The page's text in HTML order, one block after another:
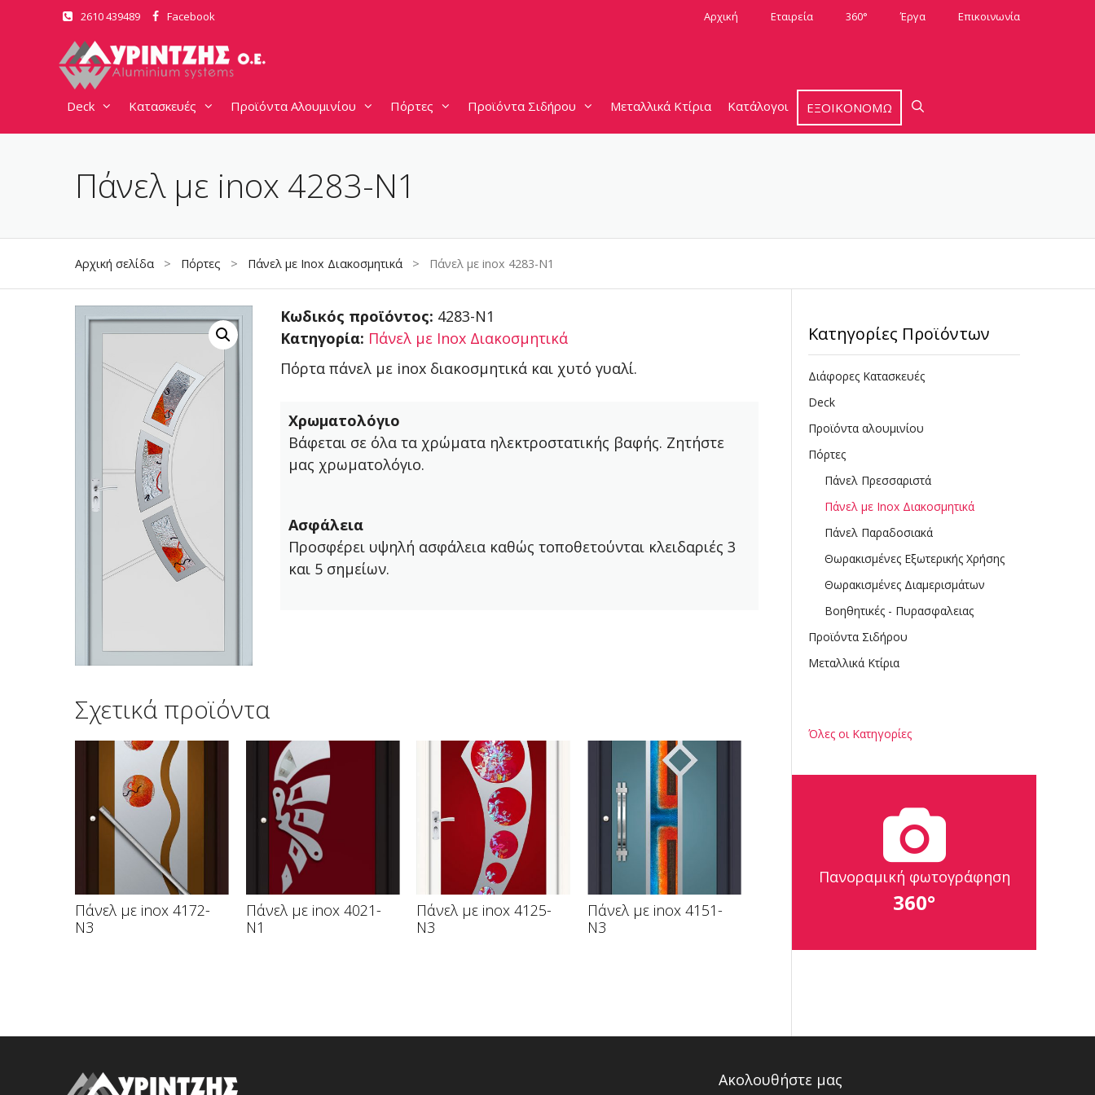
Μετάβαση
περιεχόμενο
2610 439489 Facebook Αρχική Εταιρεία 360° Έργα Επικοινωνία
Deck Κατασκευές Προϊόντα Αλουμινίου Πόρτες Προϊόντα Σιδήρου Μεταλλικά Κτίρια Κατάλογοι ΕΞΟΙΚΟΝΟΜΩ
Πάνελ με inox 4283-N1
Αρχική σελίδα > Πόρτες > Πάνελ με Inox Διακοσμητικά > Πάνελ με inox 4283-N1
Κωδικός προϊόντος: 4283-N1
Κατηγορία: Πάνελ με Inox Διακοσμητικά
Πόρτα πάνελ με inox διακοσμητικά και χυτό γυαλί.
Χρωματολόγιο
Βάφεται σε όλα τα χρώματα ηλεκτροστατικής βαφής. Ζητήστε
μας χρωματολόγιο.
Ασφάλεια
Προσφέρει υψηλή ασφάλεια καθώς τοποθετούνται κλειδαριές 3
και 5 σημείων.
Σχετικά προϊόντα
Πάνελ με inox 4172-
N3
Πάνελ με inox 4021-
N1
Πάνελ με inox 4125-
N3
Πάνελ με inox 4151-
N3
Κατηγορίες Προϊόντων
Διάφορες Κατασκευές
Deck
Προϊόντα αλουμινίου
Πόρτες
Πάνελ Πρεσσαριστά
Πάνελ με Inox Διακοσμητικά
Πάνελ Παραδοσιακά
Θωρακισμένες Εξωτερικής Χρήσης
Θωρακισμένες Διαμερισμάτων
Βοηθητικές - Πυρασφαλειας
Προϊόντα Σιδήρου
Μεταλλικά Κτίρια
Όλες οι Κατηγορίες
Πανοραμική φωτογράφηση
360°
Ακολουθήστε μας